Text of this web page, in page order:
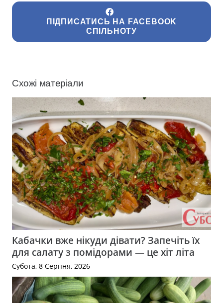
ПІДПИСАТИСЬ НА FACEBOOK
СПІЛЬНОТУ
Схожі матеріали
Кабачки вже нікуди дівати? Запечіть їх
для салату з помідорами — це хіт літа
Субота, 8 Серпня, 2026